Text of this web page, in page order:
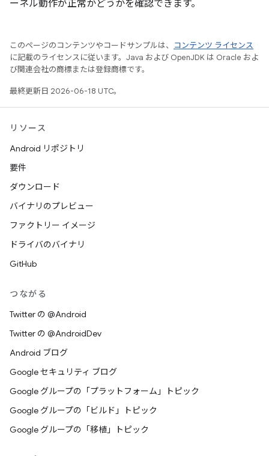
ーネル動作が正常かどうかを確認できます。
このページのコンテンツやコードサンプルは、
コンテンツ ライセンス
に記載のライセンスに従います。Java および OpenJDK は Oracle およ
び関連会社の商標または登録商標です。
最終更新日 2026-06-18 UTC。
リソース
Android リポジトリ
要件
ダウンロード
バイナリのプレビュー
ファクトリー イメージ
ドライバのバイナリ
GitHub
つながる
Twitter の @Android
Twitter の @AndroidDev
Android ブログ
Google セキュリティ ブログ
Google グループの「プラットフォーム」トピック
Google グループの「ビルド」トピック
Google グループの「移植」トピック